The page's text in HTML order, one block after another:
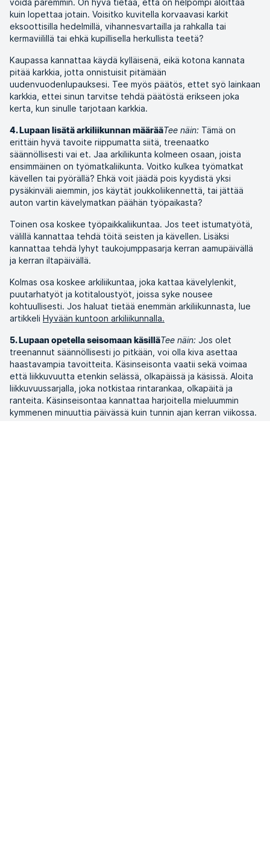
voida paremmin. On hyvä tietää, että on helpompi aloittaa
kuin lopettaa jotain. Voisitko kuvitella korvaavasi karkit
eksoottisilla hedelmillä, vihannesvartailla ja rahkalla tai
kermaviilillä tai ehkä kupillisella herkullista teetä?
Kaupassa kannattaa käydä kylläisenä, eikä kotona kannata
pitää karkkia, jotta onnistuisit pitämään
uudenvuodenlupauksesi. Tee myös päätös, ettet syö lainkaan
karkkia, ettei sinun tarvitse tehdä päätöstä erikseen joka
kerta, kun sinulle tarjotaan karkkia.
4. Lupaan lisätä arkiliikunnan määrääTee näin: Tämä on
erittäin hyvä tavoite riippumatta siitä, treenaatko
säännöllisesti vai et. Jaa arkiliikunta kolmeen osaan, joista
ensimmäinen on työmatkaliikunta. Voitko kulkea työmatkat
kävellen tai pyörällä? Ehkä voit jäädä pois kyydistä yksi
pysäkinväli aiemmin, jos käytät joukkoliikennettä, tai jättää
auton vartin kävelymatkan päähän työpaikasta?
Toinen osa koskee työpaikkaliikuntaa. Jos teet istumatyötä,
välillä kannattaa tehdä töitä seisten ja kävellen. Lisäksi
kannattaa tehdä lyhyt taukojumppasarja kerran aamupäivällä
ja kerran iltapäivällä.
Kolmas osa koskee arkiliikuntaa, joka kattaa kävelylenkit,
puutarhatyöt ja kotitaloustyöt, joissa syke nousee
kohtuullisesti. Jos haluat tietää enemmän arkiliikunnasta, lue
artikkeli Hyvään kuntoon arkiliikunnalla.
5. Lupaan opetella seisomaan käsilläTee näin: Jos olet
treenannut säännöllisesti jo pitkään, voi olla kiva asettaa
haastavampia tavoitteita. Käsinseisonta vaatii sekä voimaa
että liikkuvuutta etenkin selässä, olkapäissä ja käsissä. Aloita
liikkuvuussarjalla, joka notkistaa rintarankaa, olkapäitä ja
ranteita. Käsinseisontaa kannattaa harjoitella mieluummin
kymmenen minuuttia päivässä kuin tunnin ajan kerran viikossa.